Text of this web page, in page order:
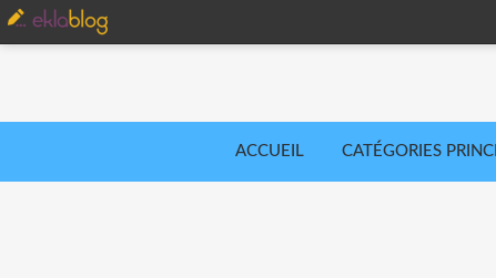
ACCUEIL CATÉGORIES